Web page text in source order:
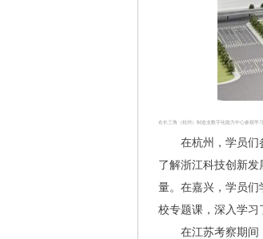
在长三角（杭州）制造业数字化能力中心参观学习
在杭州，学员们
了解浙江科技创新
量。在嘉兴，学员们
校专题课，深入学习
在江苏考察期间